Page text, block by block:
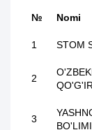
№ Nomi
1 STOM
2
3
BO'LIMI